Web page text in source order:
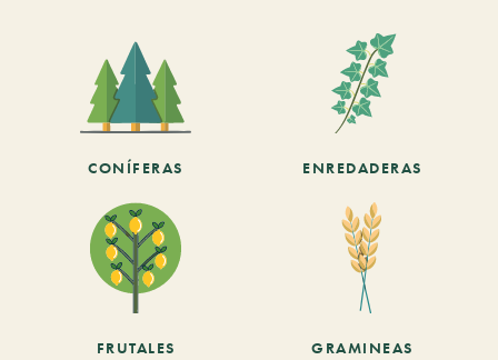
CONÍFERAS ENREDADERAS
FRUTALES GRAMINEAS